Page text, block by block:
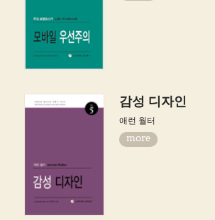
감성 디자인
애런 월터
more